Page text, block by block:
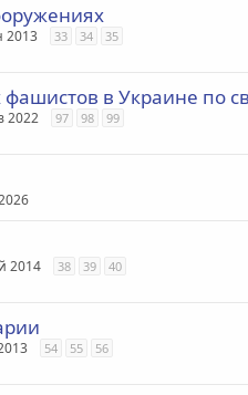
2013 33 34 35
фашистов в Украине по
2022 97 98 99
2014 38 39 40
54 55 56